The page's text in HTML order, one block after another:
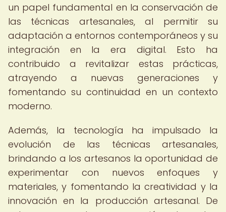
un papel fundamental en la conservación de
las técnicas artesanales, al permitir su
adaptación a entornos contemporáneos y su
integración en la era digital. Esto ha
contribuido a revitalizar estas prácticas,
atrayendo a nuevas generaciones y
fomentando su continuidad en un contexto
moderno.
Además, la tecnología ha impulsado la
evolución de las técnicas artesanales,
brindando a los artesanos la oportunidad de
experimentar con nuevos enfoques y
materiales, y fomentando la creatividad y la
innovación en la producción artesanal. De